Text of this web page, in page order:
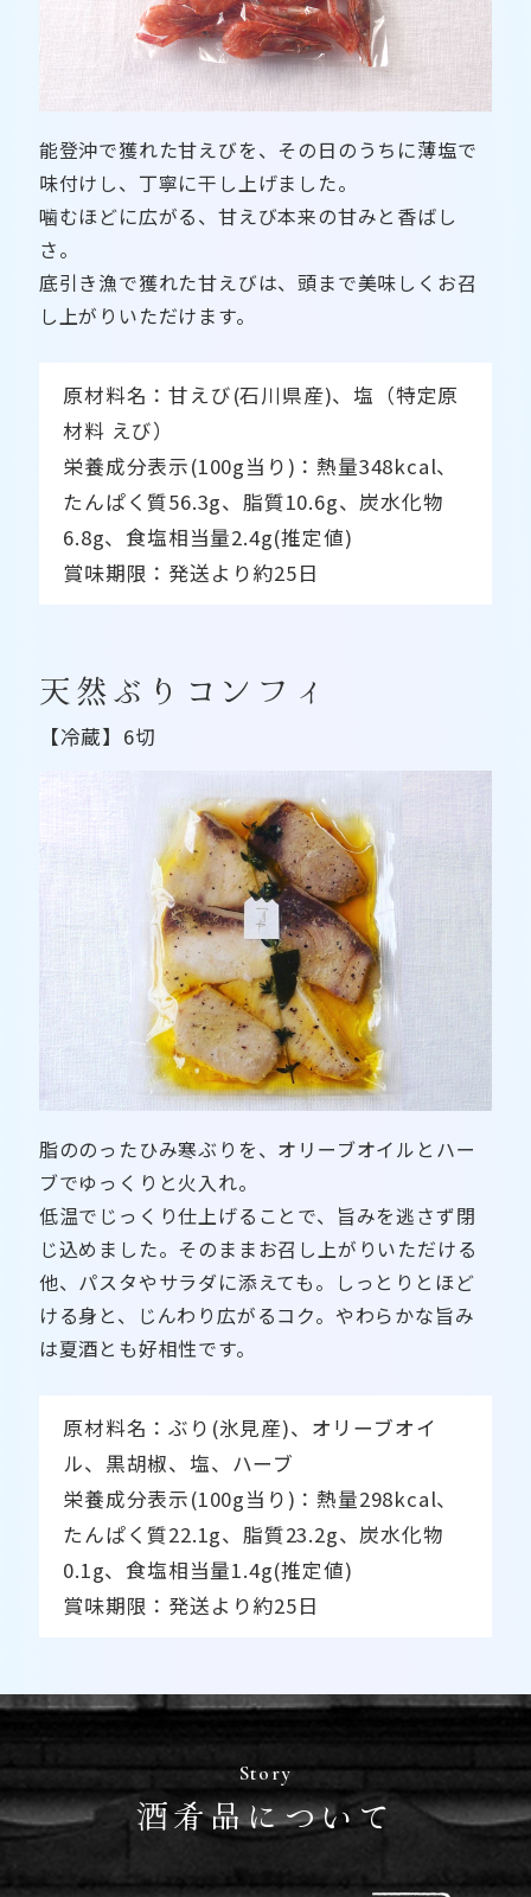
能登沖で獲れた甘えびを、その日のうちに薄塩で
味付けし、丁寧に干し上げました。
噛むほどに広がる、甘えび本来の甘みと香ばし
さ。
底引き漁で獲れた甘えびは、頭まで美味しくお召
し上がりいただけます。
原材料名：甘えび(石川県産)、塩（特定原
材料 えび）
栄養成分表示(100g当り)：熱量348kcal、
たんぱく質56.3g、脂質10.6g、炭水化物
6.8g、食塩相当量2.4g(推定値)
賞味期限：発送より約25日
天然ぶりコンフィ
【冷蔵】6切
脂ののったひみ寒ぶりを、オリーブオイルとハー
ブでゆっくりと火入れ。
低温でじっくり仕上げることで、旨みを逃さず閉
じ込めました。そのままお召し上がりいただける
他、パスタやサラダに添えても。しっとりとほど
ける身と、じんわり広がるコク。やわらかな旨み
は夏酒とも好相性です。
原材料名：ぶり(氷見産)、オリーブオイ
ル、黒胡椒、塩、ハーブ
栄養成分表示(100g当り)：熱量298kcal、
たんぱく質22.1g、脂質23.2g、炭水化物
0.1g、食塩相当量1.4g(推定値)
賞味期限：発送より約25日
Story
酒肴品について